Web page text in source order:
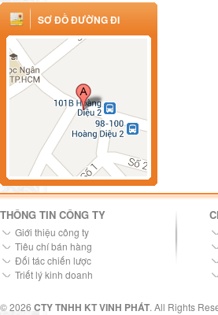
SƠ ĐỒ ĐƯỜNG ĐI
THÔNG TIN CÔNG TY
Giới thiệu công ty
Tiêu chí bán hàng
Đối tác chiến lược
Triết lý kinh doanh
© 2026 CTY TNHH KT VINH PHÁT. All Rights